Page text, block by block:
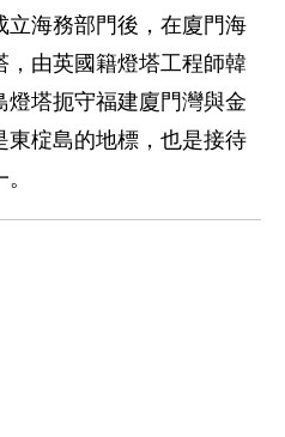
立海務部門後，在廈門海
，由英國籍燈塔工程師韓
塔扼守福建廈門灣與金
東椗島的地標，也是接待